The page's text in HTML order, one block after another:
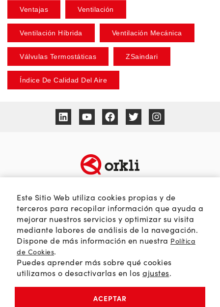
Ventajas Ventilación
Ventilación Híbrida Ventilación Mecánica
Válvulas Termostáticas ZSaindari
Índice De Calidad Del Aire
TEMÁTICAS
Calidad del aire
Passivhaus
Eficiencia y ahorro
Soluciones HVAC
Orkli Global
Comunidad profesional
SOBRE ORKLI
Quienes somos
Web Orkli
Contacto
Este Sitio Web utiliza cookies propias y de
terceros para recopilar información que ayuda a
mejorar nuestros servicios y optimizar su visita
mediante labores de análisis de la navegación.
Dispone de más información en nuestra Política
de Cookies.
Puedes aprender más sobre qué cookies
utilizamos o desactivarlas en los ajustes.
ACEPTAR